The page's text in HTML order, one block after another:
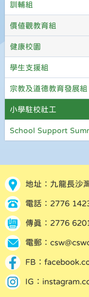
訓輔組
價值觀教育組
健康校園
學生支援組
宗教及道德教育發展組
小學駐校社工
School Support
地址：九龍長沙
電話：2776
傳真：2776
電郵：
FB：
IG：